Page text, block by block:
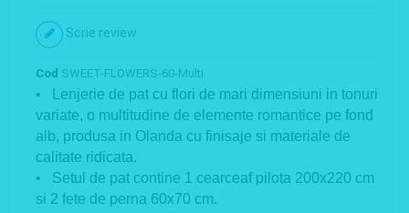
Scrie review
Cod SWEET-FLOWERS-60-Multi
• Lenjerie de pat cu flori de mari dimensiuni in tonuri
variate, o multitudine de elemente romantice pe fond
alb, produsa in Olanda cu finisaje si materiale de
calitate ridicata.
• Setul de pat contine 1 cearceaf pilota 200x220 cm
si 2 fete de perna 60x70 cm.